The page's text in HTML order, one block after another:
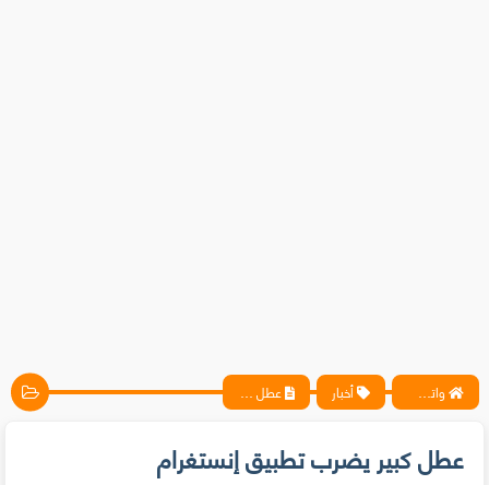
واتس آب ، فيسبوك ، أنترنت ، شروحات تقنية حصرية - المحترف أخبار عطل كبير يضرب تطبيق إنستغرام
عطل كبير يضرب تطبيق إنستغرام